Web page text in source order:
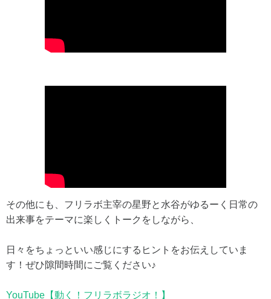
その他にも、フリラボ主宰の星野と水谷がゆるーく日常の
出来事をテーマに楽しくトークをしながら、
日々をちょっといい感じにするヒントをお伝えしていま
す！ぜひ隙間時間にご覧ください♪
YouTube【動く！フリラボラジオ！】